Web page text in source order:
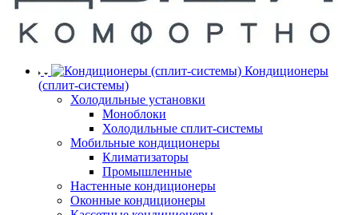
Кондиционеры
(сплит-системы)
Холодильные установки
Моноблоки
Холодильные сплит-системы
Мобильные кондиционеры
Климатизаторы
Промышленные
Настенные кондиционеры
Оконные кондиционеры